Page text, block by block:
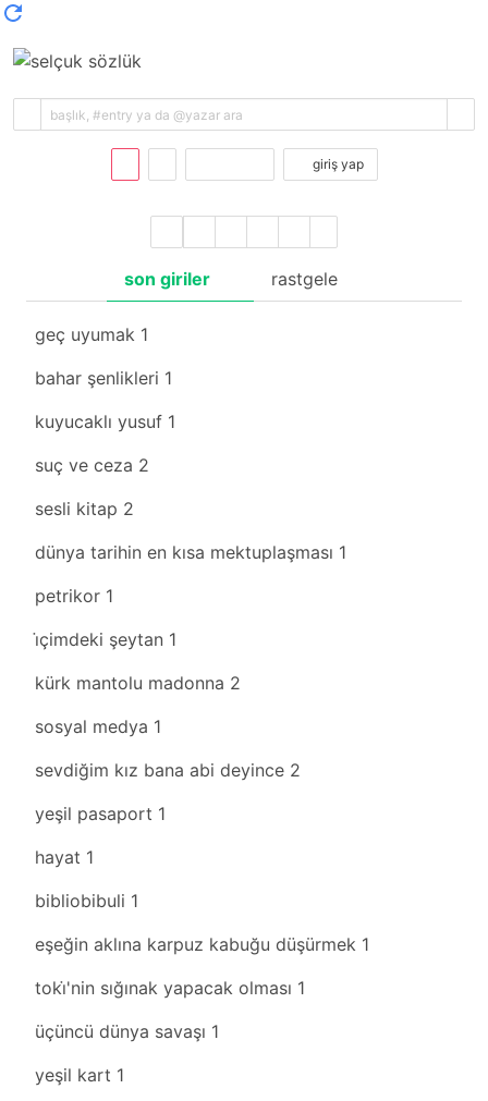
giriş yap
son giriler rastgele
geç uyumak 1
bahar şenlikleri 1
kuyucaklı yusuf 1
suç ve ceza 2
sesli kitap 2
dünya tarihin en kısa mektuplaşması 1
petrikor 1
i̇çimdeki şeytan 1
kürk mantolu madonna 2
sosyal medya 1
sevdiğim kız bana abi deyince 2
yeşil pasaport 1
hayat 1
bibliobibuli 1
eşeğin aklına karpuz kabuğu düşürmek 1
toki̇'nin sığınak yapacak olması 1
üçüncü dünya savaşı 1
yeşil kart 1